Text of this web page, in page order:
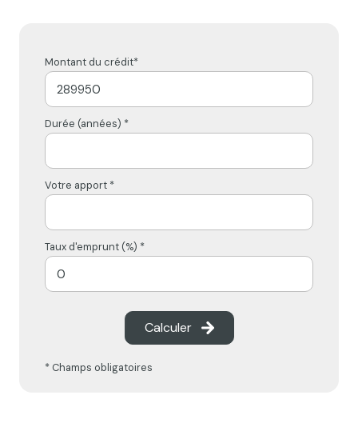
Montant du crédit*
Durée (années) *
Votre apport *
Taux d'emprunt (%) *
Calculer
* Champs obligatoires